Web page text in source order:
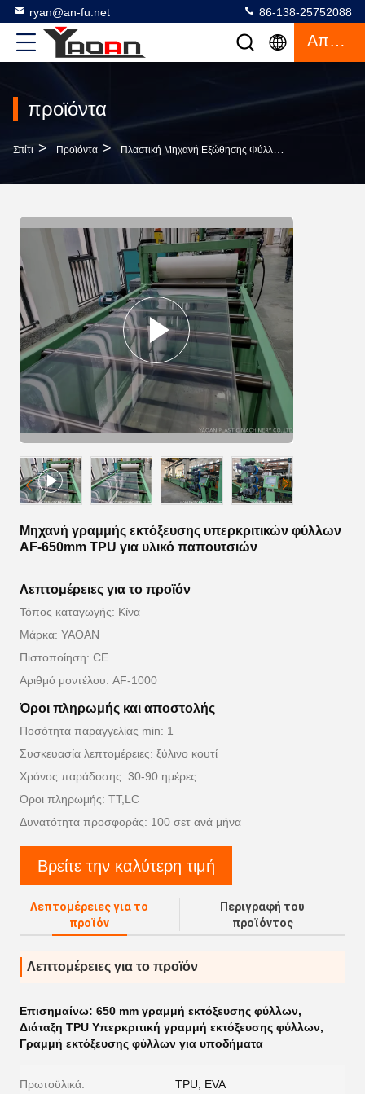
ryan@an-fu.net 86-138-25752088
Απόσπασμα
προϊόντα
Σπίτι > Προϊόντα > Πλαστική Μηχανή Εξώθησης Φύλλων
Μηχανή γραμμής εκτόξευσης υπερκριτικών φύλλων
AF-650mm TPU για υλικό παπουτσιών
Λεπτομέρειες για το προϊόν
Τόπος καταγωγής: Κίνα
Μάρκα: YAOAN
Πιστοποίηση: CE
Αριθμό μοντέλου: AF-1000
Όροι πληρωμής και αποστολής
Ποσότητα παραγγελίας min: 1
Συσκευασία λεπτομέρειες: ξύλινο κουτί
Χρόνος παράδοσης: 30-90 ημέρες
Όροι πληρωμής: TT,LC
Δυνατότητα προσφοράς: 100 σετ ανά μήνα
Βρείτε την καλύτερη τιμή
Λεπτομέρειες για το
προϊόν
Περιγραφή του
προϊόντος
Λεπτομέρειες για το προϊόν
Επισημαίνω: 650 mm γραμμή εκτόξευσης φύλλων,
Διάταξη TPU Υπερκριτική γραμμή εκτόξευσης φύλλων,
Γραμμή εκτόξευσης φύλλων για υποδήματα
Πρωτοϋλικά: TPU, EVA